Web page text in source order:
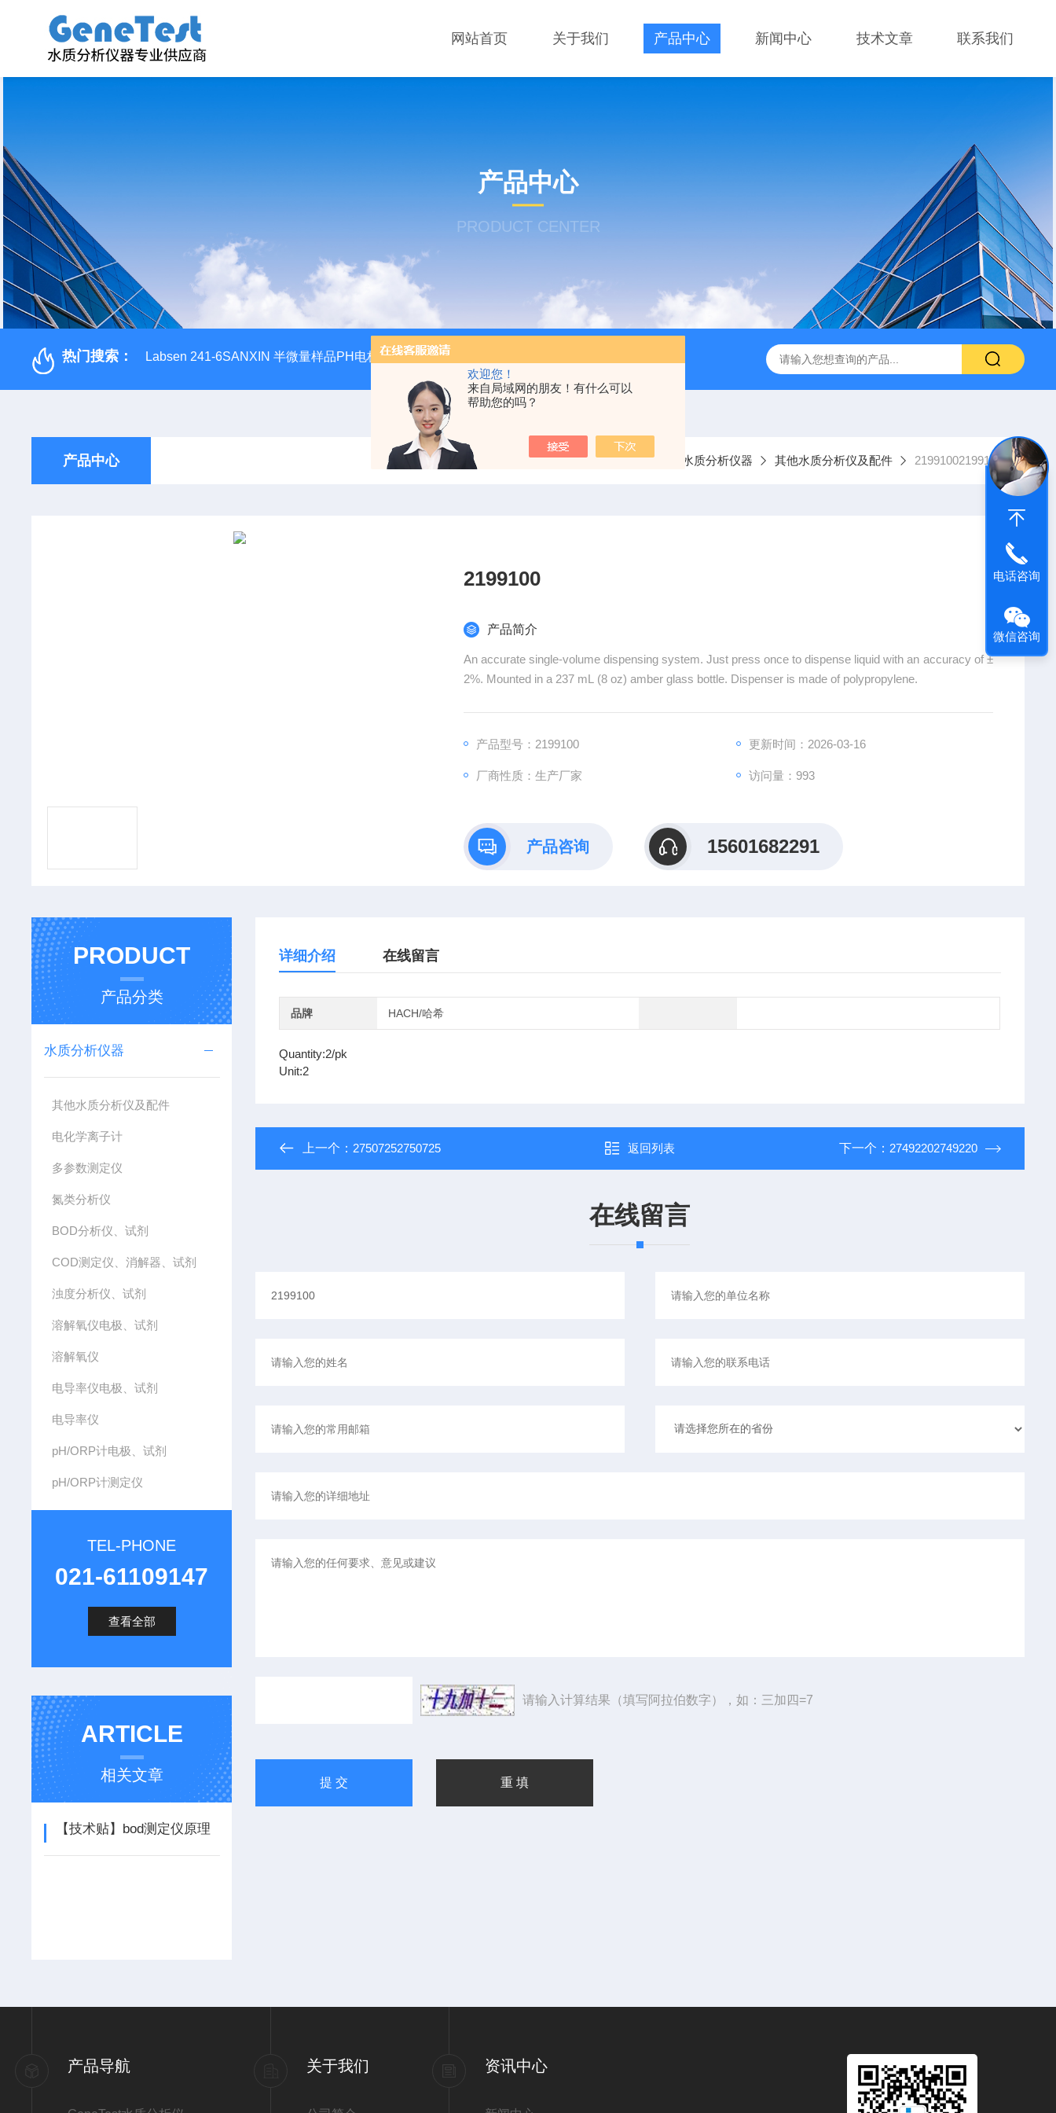
欢迎您！
来自局域网的朋友！有什么可以
帮助您的吗？
网站首页 关于我们 产品中心 新闻中心 技术文章 联系我们
产品中心
PRODUCT CENTER
热门搜索： Labsen 241-6SANXIN 半微量样品PH电极 SDI-47手动SDI污染指数测定仪，携带方便，轻巧 9385100DR900便携式多参数水质分析仪 GTOX-700便携式
产品中心 当前位置：首页 产品中心 水质分析仪器 其他水质分析仪及配件 21991002199100
2199100
产品简介
An accurate single-volume dispensing system. Just press once to dispense liquid with an accuracy of ±
2%. Mounted in a 237 mL (8 oz) amber glass bottle. Dispenser is made of polypropylene.
产品型号：2199100 更新时间：2026-03-16
厂商性质：生产厂家 访问量：993
产品咨询 15601682291
PRODUCT
产品分类
水质分析仪器
其他水质分析仪及配件
电化学离子计
多参数测定仪
氮类分析仪
BOD分析仪、试剂
COD测定仪、消解器、试剂
浊度分析仪、试剂
溶解氧仪电极、试剂
溶解氧仪
电导率仪电极、试剂
电导率仪
pH/ORP计电极、试剂
pH/ORP计测定仪
TEL-PHONE
021-61109147
查看全部
ARTICLE
相关文章
【技术贴】bod测定仪原理
详细介绍 在线留言
品牌 HACH/哈希
Quantity:2/pk
Unit:2
上一个： 27507252750725 返回列表 下一个： 27492202749220
在线留言
请输入计算结果（填写阿拉伯数字），如：三加四=7
产品导航 关于我们 资讯中心
电话咨询
微信咨询